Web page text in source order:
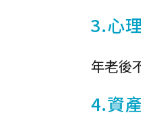
3.心
年老後
4.資